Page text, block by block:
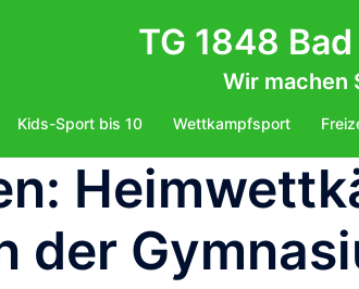
TG 1848
Wir machen
Kids-Sport bis 10 Wettkampfsport
der